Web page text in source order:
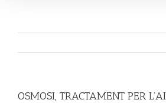
OSMOSI, TRACTAMENT PER